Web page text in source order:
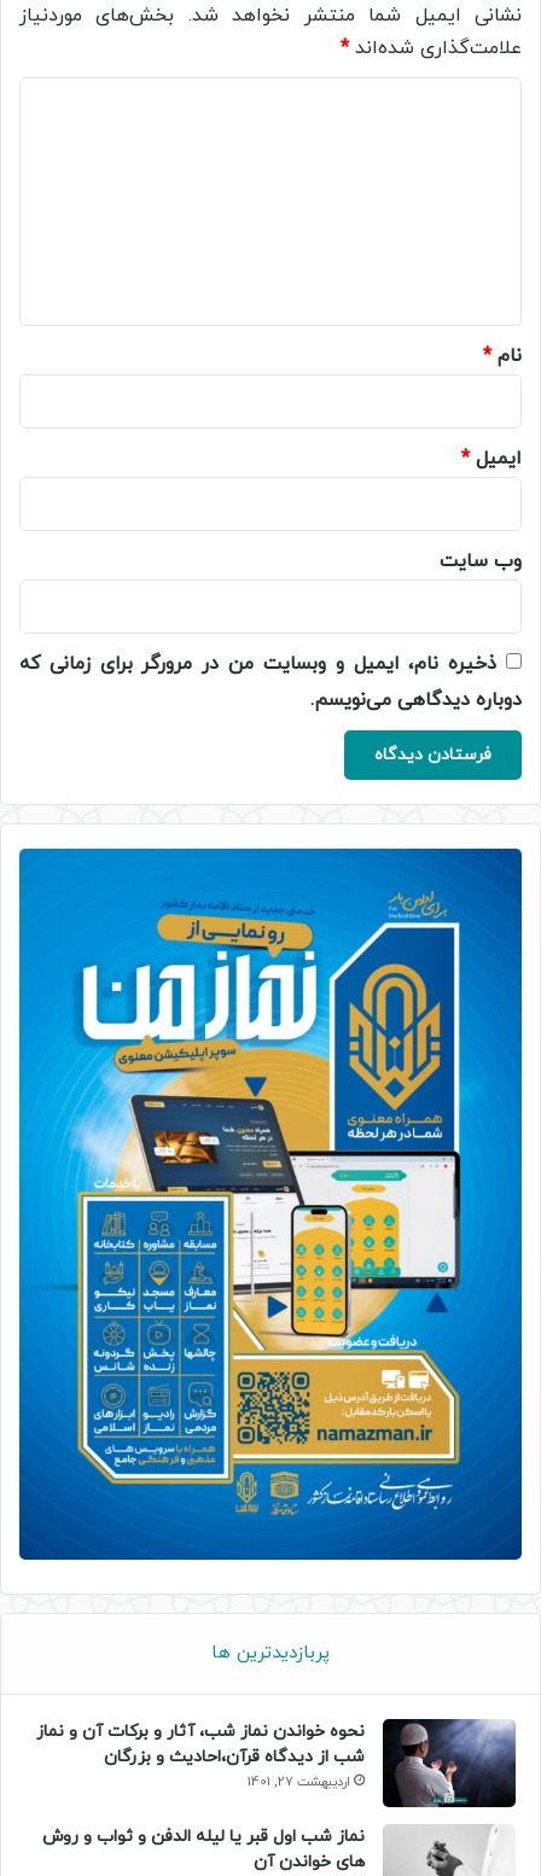
نشانی ایمیل شما منتشر نخواهد شد. بخش‌های موردنیاز
علامت‌گذاری شده‌اند*
نام*
ایمیل*
وب‌ سایت
ذخیره نام، ایمیل و وبسایت من در مرورگر برای زمانی که
دوباره دیدگاهی می‌نویسم.
پربازدیدترین ها
نحوه خواندن نماز شب، آثار و برکات آن و نماز
شب از دیدگاه قرآن،احادیث و بزرگان
اردیبهشت 27, 1401
نماز شب اول قبر یا لیله الدفن و ثواب و روش
های خواندن آن